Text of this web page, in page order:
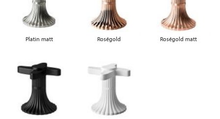
Platin matt Roségold Roségold matt